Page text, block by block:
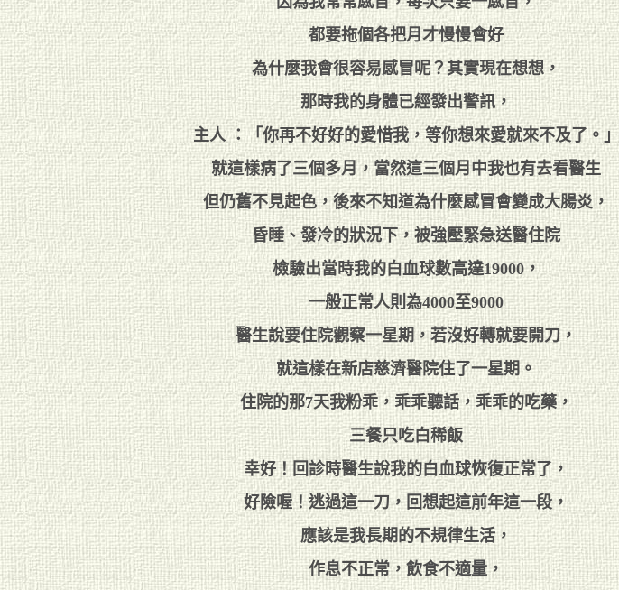
都要拖個各把月才慢慢會好
為什麼我會很容易感冒呢？其實現在想想，
那時我的身體已經發出警訊，
主人 ：「你再不好好的愛惜我，等你想來愛就來不及了。」
就這樣病了三個多月，當然這三個月中我也有去看醫生
但仍舊不見起色，後來不知道為什麼感冒會變成大腸炎，
昏睡、發冷的狀況下，被強壓緊急送醫住院
檢驗出當時我的白血球數高達19000，
一般正常人則為4000至9000
醫生說要住院觀察一星期，若沒好轉就要開刀，
就這樣在新店慈濟醫院住了一星期。
住院的那7天我粉乖，乖乖聽話，乖乖的吃藥，
三餐只吃白稀飯
幸好！回診時醫生說我的白血球恢復正常了，
好險喔！逃過這一刀，回想起這前年這一段，
應該是我長期的不規律生活，
作息不正常，飲食不適量，